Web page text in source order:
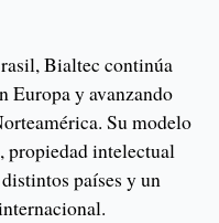
Bialtec continúa
Europa y avanzando
Su modelo
propiedad intelectual
países y un